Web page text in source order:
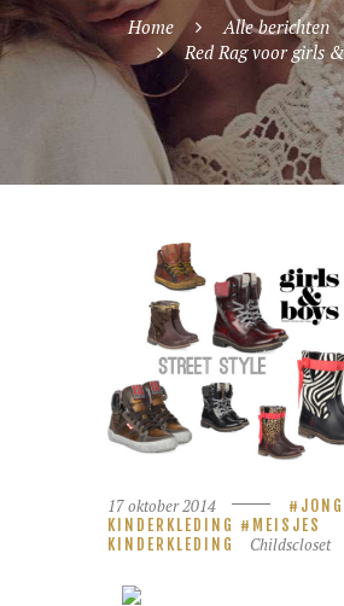
Home Alle berichten
Red Rag voor girls
17 oktober 2014
KINDERKLEDING
MEISJES
KINDERKLEDING
Childscloset